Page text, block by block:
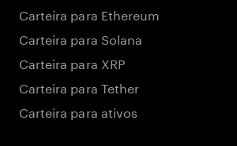
Carteira para Ethereum
Carteira para Solana
Carteira para XRP
Carteira para Tether
Carteira para ativos